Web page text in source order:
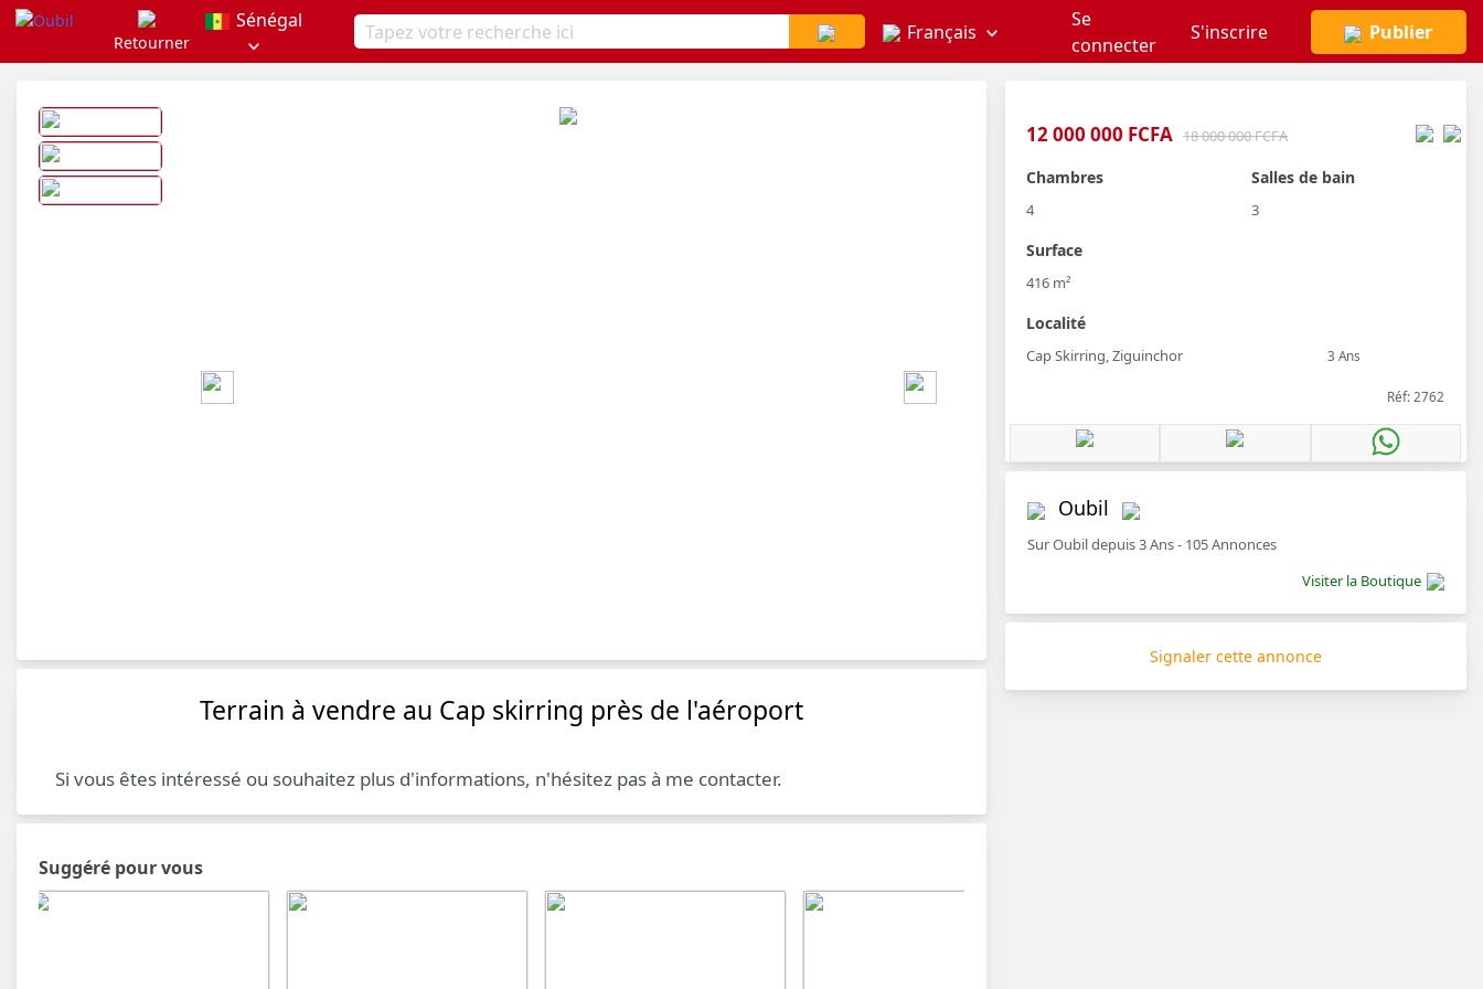
Retourner
Sénégal Français
Se
connecter
S'inscrire Publier
Terrain à vendre au Cap skirring près de l'aéroport
Si vous êtes intéressé ou souhaitez plus d'informations, n'hésitez pas à me contacter.
Suggéré pour vous
12 000 000 FCFA 18 000 000 FCFA
Chambres
4
Salles de bain
3
Surface
416 m²
Localité
Cap Skirring, Ziguinchor 3 Ans
Réf: 2762
Oubil
Sur Oubil depuis 3 Ans - 105 Annonces
Visiter la Boutique
Signaler cette annonce